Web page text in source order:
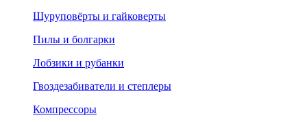
Шуруповёрты и гайковерты
Пилы и болгарки
Лобзики и рубанки
Гвоздезабиватели и степлеры
Компрессоры